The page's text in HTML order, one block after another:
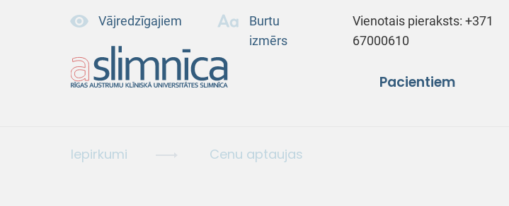
Vājredzīgajiem
Burtu
izmērs
Vienotais pieraksts:+371
67000610
Pacientiem
Iepirkumi Cenu aptaujas